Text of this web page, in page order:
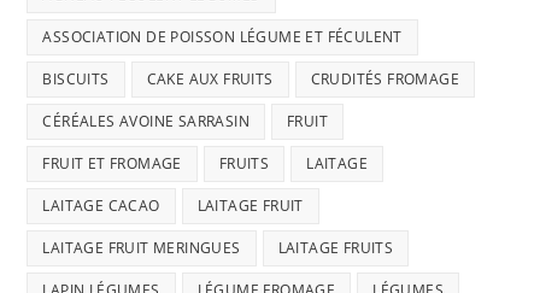
ASSOCIATION DE POISSON LÉGUME ET FÉCULENT
BISCUITS CAKE AUX FRUITS CRUDITÉS FROMAGE
CÉRÉALES AVOINE SARRASIN FRUIT
FRUIT ET FROMAGE FRUITS LAITAGE
LAITAGE CACAO LAITAGE FRUIT
LAITAGE FRUIT MERINGUES LAITAGE FRUITS